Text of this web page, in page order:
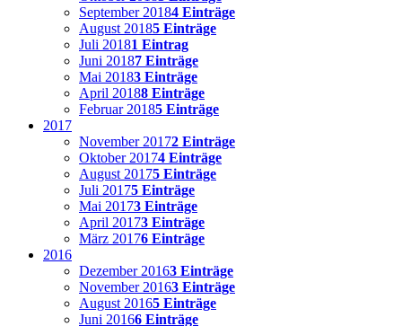
September 20184 Einträge
August 20185 Einträge
Juli 20181 Eintrag
Juni 20187 Einträge
Mai 20183 Einträge
April 20188 Einträge
Februar 20185 Einträge
2017
November 20172 Einträge
Oktober 20174 Einträge
August 20175 Einträge
Juli 20175 Einträge
Mai 20173 Einträge
April 20173 Einträge
März 20176 Einträge
2016
Dezember 20163 Einträge
November 20163 Einträge
August 20165 Einträge
Juni 20166 Einträge